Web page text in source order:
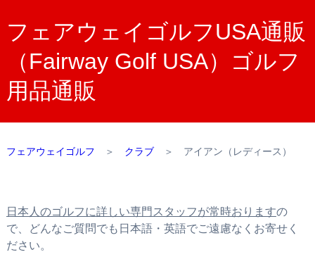
フェアウェイゴルフUSA通販
（Fairway Golf USA）ゴルフ
用品通販
フェアウェイゴルフ ＞ クラブ＞ アイアン（レディース）
日本人のゴルフに詳しい専門スタッフが常時おりますの
で、どんなご質問でも日本語・英語でご遠慮なくお寄せく
ださい。